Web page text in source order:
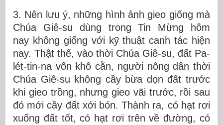
3. Nên lưu ý, những hình ảnh gieo giống mà
Chúa Giê-su dùng trong Tin Mừng hôm
nay không giống với kỹ thuật canh tác hiện
nay. Thật thế, vào thời Chúa Giê-su, đất Pa-
lét-tin-na vốn khô cằn, người nông dân thời
Chúa Giê-su không cầy bừa dọn đất trước
khi gieo trồng, nhưng gieo vãi trước, rồi sau
đó mới cầy đất xới bón. Thành ra, có hạt rơi
xuống đất tốt, có hạt rơi trên về đường, có